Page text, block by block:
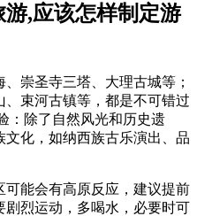
,应该怎样制定游
崇圣寺三塔、大理古城等；
束河古镇等，都是不可错过
：除了自然风光和历史遗
化，如纳西族古乐演出、品
能会有高原反应，建议提前
烈运动，多喝水，必要时可